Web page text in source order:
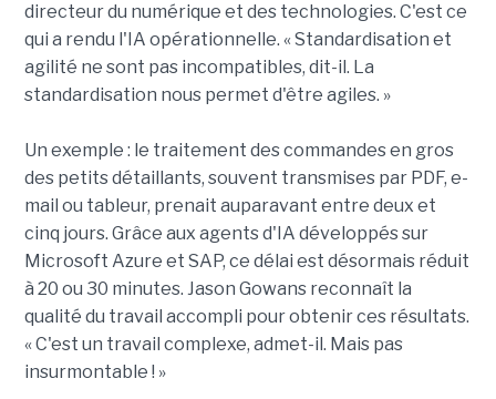
directeur du numérique et des technologies. C'est ce
qui a rendu l'IA opérationnelle. « Standardisation et
agilité ne sont pas incompatibles, dit-il. La
standardisation nous permet d'être agiles. »
Un exemple : le traitement des commandes en gros
des petits détaillants, souvent transmises par PDF, e-
mail ou tableur, prenait auparavant entre deux et
cinq jours. Grâce aux agents d'IA développés sur
Microsoft Azure et SAP, ce délai est désormais réduit
à 20 ou 30 minutes. Jason Gowans reconnaît la
qualité du travail accompli pour obtenir ces résultats.
« C'est un travail complexe, admet-il. Mais pas
insurmontable ! »